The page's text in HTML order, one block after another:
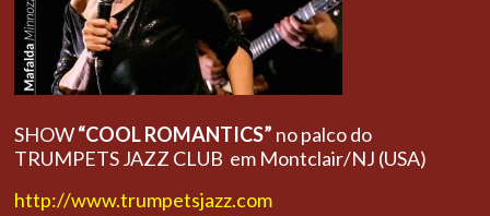
SHOW“COOL ROMANTICS” no palco do
TRUMPETS JAZZ CLUB em Montclair/NJ (USA)
http://www.trumpetsjazz.com